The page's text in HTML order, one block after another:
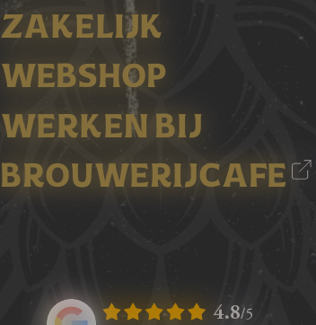
ZAKELIJK
WEBSHOP
WERKEN BIJ
BROUWERIJCAFE